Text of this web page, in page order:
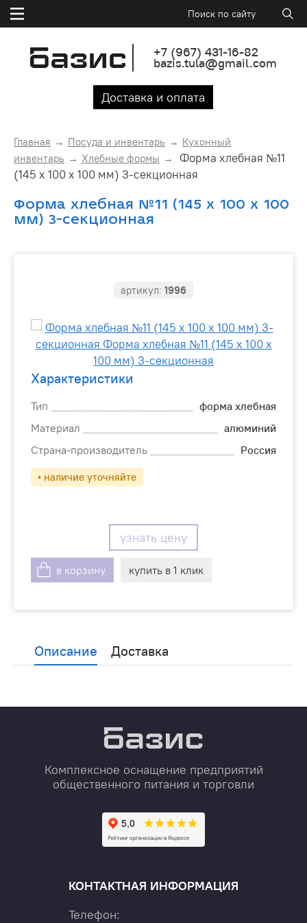
+7 (967) 431-16-82
bazis.tula@gmail.com
Доставка и оплата
Главная Посуда и инвентарь
Кухонный
инвентарь
Хлебные формы
Форма хлебная №11
(145 х 100 х 100 мм) 3-секционная
Форма хлебная №11 (145 х 100 х 100
мм) 3-секционная
артикул: 1996
Характеристики
Тип
форма хлебная
Материал
алюминий
Страна-производитель
Россия
• наличие уточняйте
узнать цену
в корзину купить в 1 клик
Описание Доставка
Комплексное оснащение предприятий
общественного питания и торговли
КОНТАКТНАЯ ИНФОРМАЦИЯ
Телефон: